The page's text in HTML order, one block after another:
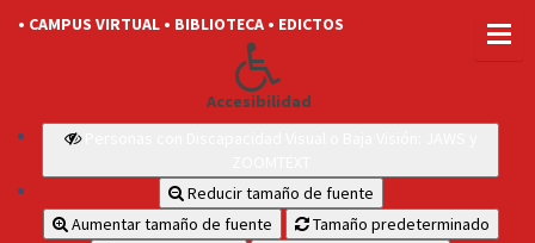
• CAMPUS VIRTUAL • BIBLIOTECA • EDICTOS
Accesibilidad
Reducir tamaño de fuente
Aumentar tamaño de fuente
Tamaño predeterminado